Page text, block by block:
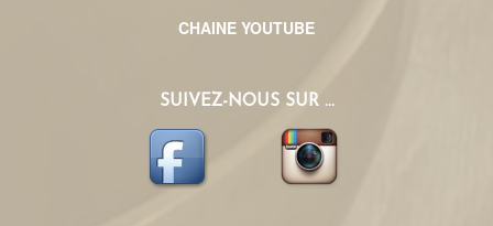
CHAINE YOUTUBE
SUIVEZ-NOUS SUR ...